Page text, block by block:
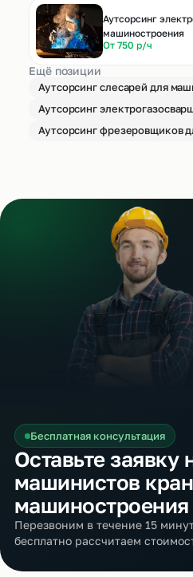
Аутсорсинг
машиностроения
От 750 р/ч
Ещё позиции
Аутсорсинг слесарей для
Аутсорсинг
Аутсорсинг фрезеровщиков
Бесплатная консультация
Оставьте заявку
машинистов
Перезвоним в течение 15
бесплатно рассчитаем